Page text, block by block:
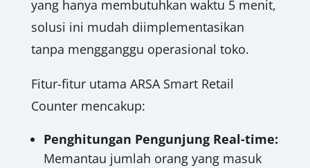
yang hanya membutuhkan waktu 5 menit,
solusi ini mudah diimplementasikan
tanpa mengganggu operasional toko.
Fitur-fitur utama ARSA Smart Retail
Counter mencakup:
Penghitungan Pengunjung Real-time:
Memantau jumlah orang yang masuk